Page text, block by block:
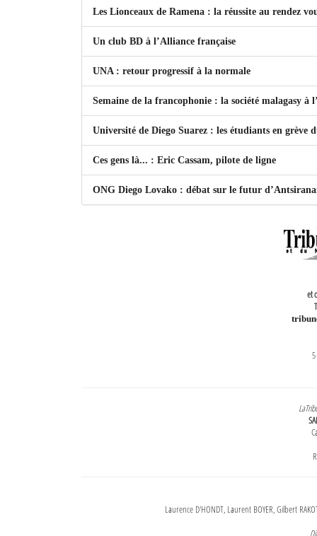
Les Lionceaux de Ramena : la réussite au rendez
Un club BD à l’Alliance française
UNA : retour progressif à la normale
Semaine de la francophonie : la société malagasy à
Université de Diego Suarez : les étudiants en grève
Ces gens là... : Eric Cassam, pilote de ligne
ONG Diego Lovako : débat sur le futur
et
Laurence D'HONDT, Laurent BOYER, Gilbert